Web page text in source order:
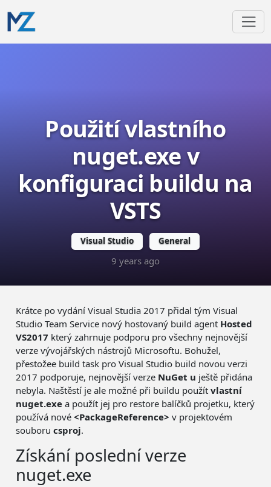
Použití vlastního
nuget.exe v
konfiguraci buildu na
VSTS
Visual Studio General
9 years ago
Krátce po vydání Visual Studia 2017 přidal tým Visual
Studio Team Service nový hostovaný build agent Hosted
VS2017 který zahrnuje podporu pro všechny nejnovější
verze vývojářských nástrojů Microsoftu. Bohužel,
přestožee build task pro Visual Studio build novou verzi
2017 podporuje, nejnovější verze NuGet u ještě přidána
nebyla. Naštěstí je ale možné při buildu použítvlastní
nuget.exe a použít jej pro restore balíčků projetku, který
používá nové<PackageReference> v projektovém
souborucsproj.
Získání poslední verze
nuget.exe